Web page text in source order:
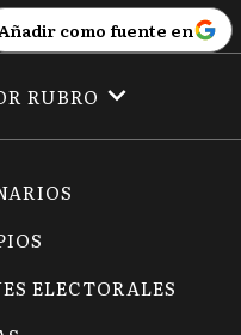
como fuente en
ELECTORALES
RUBRO